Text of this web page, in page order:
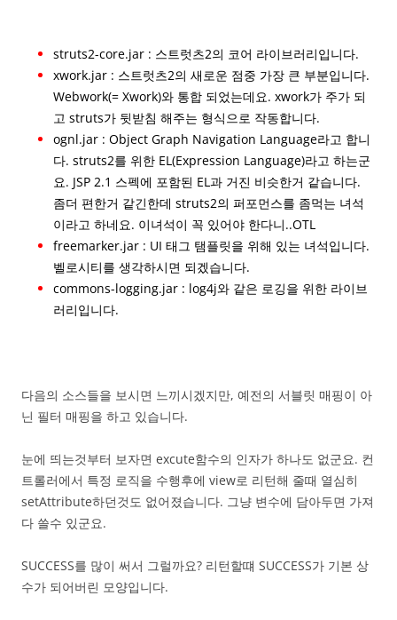
struts2-core.jar : 스트럿츠2의 코어 라이브러리입니다.
xwork.jar : 스트럿츠2의 새로운 점중 가장 큰 부분입니다.
Webwork(= Xwork)와 통합 되었는데요. xwork가 주가 되
고 struts가 뒷받침 해주는 형식으로 작동합니다.
ognl.jar : Object Graph Navigation Language라고 합니
다. struts2를 위한 EL(Expression Language)라고 하는군
요. JSP 2.1 스펙에 포함된 EL과 거진 비슷한거 같습니다.
좀더 편한거 같긴한데 struts2의 퍼포먼스를 좀먹는 녀석
이라고 하네요. 이녀석이 꼭 있어야 한다니..OTL
freemarker.jar : UI 태그 탬플릿을 위해 있는 녀석입니다.
벨로시티를 생각하시면 되겠습니다.
commons-logging.jar : log4j와 같은 로깅을 위한 라이브
러리입니다.
다음의 소스들을 보시면 느끼시겠지만, 예전의 서블릿 매핑이 아
닌 필터 매핑을 하고 있습니다.
눈에 띄는것부터 보자면 excute함수의 인자가 하나도 없군요. 컨
트롤러에서 특정 로직을 수행후에 view로 리턴해 줄때 열심히
setAttribute하던것도 없어졌습니다. 그냥 변수에 담아두면 가져
다 쓸수 있군요.
SUCCESS를 많이 써서 그럴까요? 리턴할떄 SUCCESS가 기본 상
수가 되어버린 모양입니다.